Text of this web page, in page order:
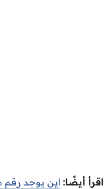
اقرأ أيضًا: اين يوجد رقم